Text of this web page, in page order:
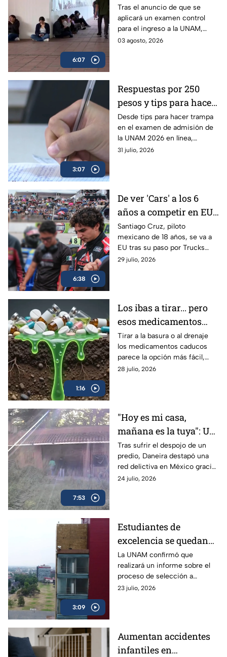
6:07
Comisión Técnica
explica a quiénes se
aplicará y cómo
funcionará | VIDEO
Tras el anuncio de que se
aplicará un examen control
para el ingreso a la UNAM,
surgieron muchas dudas
03 agosto, 2026
3:07
Respuestas por 250
pesos y tips para hacer
trampa en el examen
de admisión de la
UNAM 2026
Desde tips para hacer trampa
en el examen de admisión de
la UNAM 2026 en línea,
filtración de preguntas y hasta
31 julio, 2026
6:38
De ver 'Cars' a los 6
años a competir en EU:
Santiago Cruz, el piloto
de 18 años que va tras
la NASCAR
Santiago Cruz, piloto
mexicano de 18 años, se va a
EU tras su paso por Trucks
México Series para acercarse a
29 julio, 2026
1:16
Los ibas a tirar... pero
esos medicamentos
caducos pueden hacer
más daño del que
imaginas
Tirar a la basura o al drenaje
los medicamentos caducos
parece la opción más fácil,
pero hacerlo puede
28 julio, 2026
7:53
"Hoy es mi casa,
mañana es la tuya": Un
despojo destapó la red
delictiva
Tras sufrir el despojo de un
predio, Daneira destapó una
red delictiva en México gracias
a la unión de vecinos y pese al
24 julio, 2026
3:09
Estudiantes de
excelencia se quedan
sin un lugar para
cursar la universidad
La UNAM confirmó que
realizará un informe sobre el
proceso de selección a
licenciatura, a fin de aclarar el
23 julio, 2026
Aumentan accidentes
infantiles en